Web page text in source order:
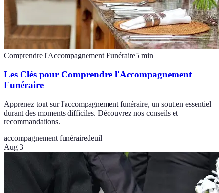
Comprendre l'Accompagnement Funéraire5 min
Les Clés pour Comprendre l'Accompagnement
Funéraire
Apprenez tout sur l'accompagnement funéraire, un soutien essentiel
durant des moments difficiles. Découvrez nos conseils et
recommandations.
accompagnement funérairedeuil
Aug 3